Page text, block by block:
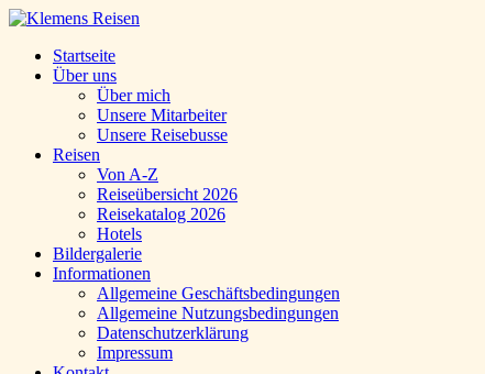
Startseite
Über uns
Über mich
Unsere Mitarbeiter
Unsere Reisebusse
Reisen
Von A-Z
Reiseübersicht 2026
Reisekatalog 2026
Hotels
Bildergalerie
Informationen
Allgemeine Geschäftsbedingungen
Allgemeine Nutzungsbedingungen
Datenschutzerklärung
Impressum